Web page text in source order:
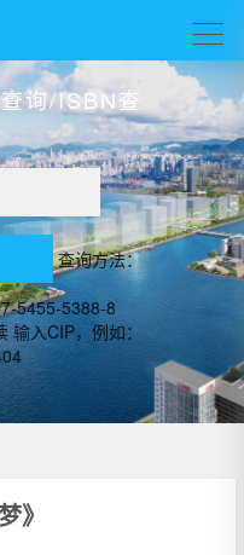
询/ISBN查
查询方法：
5455-5388-8
输入CIP，例如：
》